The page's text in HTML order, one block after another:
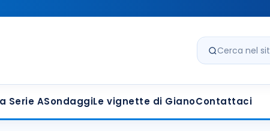
Cerca nel sito
Serie ASondaggiLe vignette di GianoContattaci